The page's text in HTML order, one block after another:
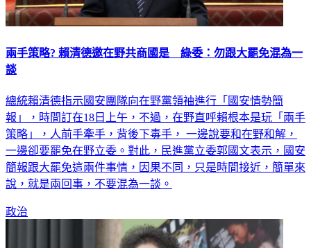
兩手策略? 賴清德邀在野共商國是 綠委：勿跟大罷免混為一
談
總統賴清德指示國安團隊向在野黨領袖進行「國安情勢簡
報」，時間訂在18日上午，不過，在野直呼賴根本是玩「兩手
策略」，人前手牽手，背後下毒手， 一邊說要和在野和解，
一邊卻要罷免在野立委。對此，民進黨立委郭國文表示，國安
簡報跟大罷免這兩件事情，因果不同，只是時間接近，簡單來
說，就是兩回事，不要混為一談。
政治